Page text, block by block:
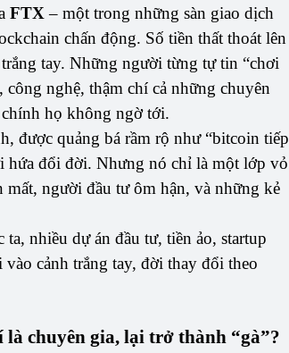
FTX – một trong những sàn giao dịch
chấn động. Số tiền thất thoát lên
tay. Những người từng tự tin “chơi
nghệ, thậm chí cả những chuyên
chính họ không ngờ tới.
được quảng bá rầm rộ như “bitcoin tiếp
hứa đổi đời. Nhưng nó chỉ là một lớp vỏ
người đầu tư ôm hận, và những kẻ
nhiều dự án đầu tư, tiền ảo, startup
cảnh trắng tay, đời thay đổi theo
chuyên gia, lại trở thành “gà”?